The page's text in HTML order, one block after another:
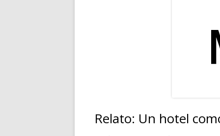
Relato: Un hotel